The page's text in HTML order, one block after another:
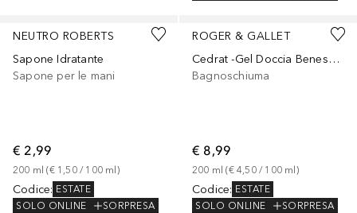
NEUTRO ROBERTS
Sapone Idratante
Sapone per le mani
€ 2,99
200 ml (€ 1,50 / 100 ml)
Codice: ESTATE
SOLO ONLINE
SORPRESA
ROGER & GALLET
Cedrat -Gel Doccia Benessere
Bagnoschiuma
€ 8,99
200 ml (€ 4,50 / 100 ml)
Codice: ESTATE
SOLO ONLINE
SORPRESA